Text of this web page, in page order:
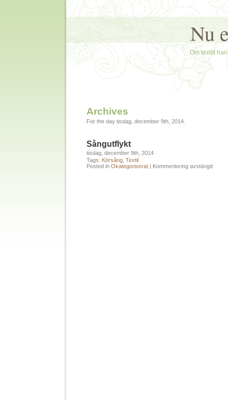
Nu
Om textilt
Archives
For the day tisdag, december 9th, 2014.
Sångutflykt
tisdag, december 9th, 2014
Tags: Körsång Textil
Posted in Okategoriserat | Kommentering avstängd